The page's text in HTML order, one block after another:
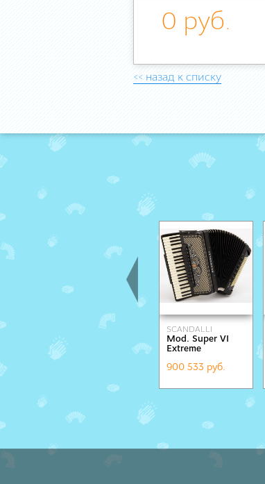
0 руб.
<< назад к списку
SCANDALLI
Mod. Super VI
Extreme
900 533 руб.